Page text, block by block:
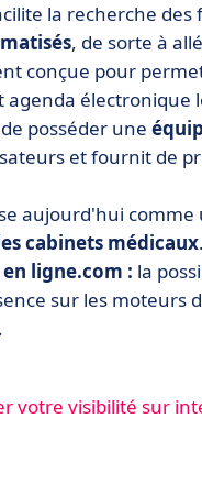
la recherche
, de sorte à
conçue pour
électronique
posséder une
et fournit de
aujourd'hui
cabinets médicaux.
ligne.com : la
sur les moteurs
votre visibilité sur